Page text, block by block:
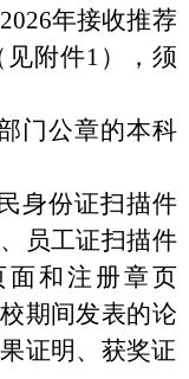
2026年接收推荐
见附件1 ）
，须
门公章的本科
身份证扫描件
员工证扫描件
面和注册章页
期间发表的论
证明、获奖证